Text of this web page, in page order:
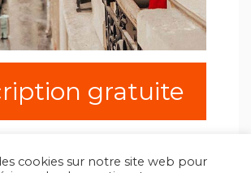
gratuite
cookies sur notre site web pour